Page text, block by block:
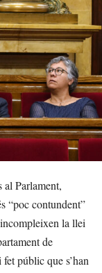
Parlament,
“poc contundent”
la llei
de
públic que s’han